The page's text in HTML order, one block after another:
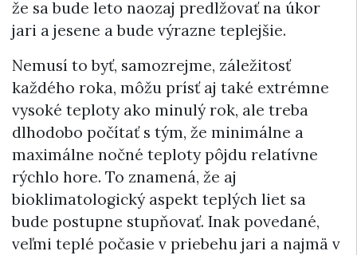
že sa bude leto naozaj predlžovať na úkor
jari a jesene a bude výrazne teplejšie.
Nemusí to byť, samozrejme, záležitosť
každého roka, môžu prísť aj také extrémne
vysoké teploty ako minulý rok, ale treba
dlhodobo počítať s tým, že minimálne a
maximálne nočné teploty pôjdu relatívne
rýchlo hore. To znamená, že aj
bioklimatologický aspekt teplých liet sa
bude postupne stupňovať. Inak povedané,
veľmi teplé počasie v priebehu jari a najmä v